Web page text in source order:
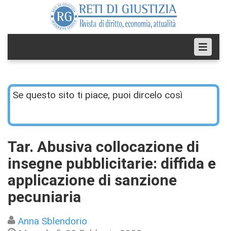
Se questo sito ti piace, puoi dircelo così
Tar. Abusiva collocazione di
insegne pubblicitarie: diffida e
applicazione di sanzione
pecuniaria
Anna Sblendorio